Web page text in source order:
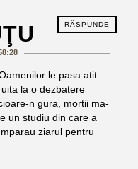
RĂSPUNDE
le pasa atit
la o dezbatere
n gura, mortii ma-
un studiu din care a
ziarul pentru